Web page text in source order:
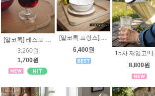
3,260원
1,700원
[알코록 프랑스] 호텔리어 다용도볼 (받침 옵션선택) - 내열강화유리접시,밥그릇, 죽그릇, 리셉션, 호텔식기
6,400원
15차 재입고!! [
8,800원